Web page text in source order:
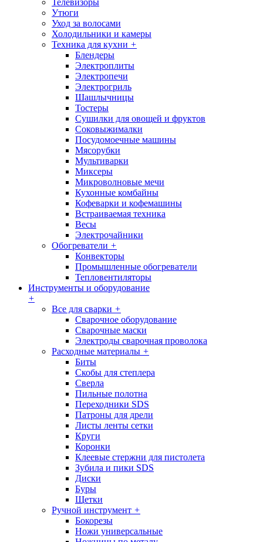
Телевизоры
Утюги
Уход за волосами
Холодильники и камеры
Техника для кухни +
Блендеры
Электроплиты
Электропечи
Электрогриль
Шашлычницы
Тостеры
Сушилки для овощей и фруктов
Соковыжималки
Посудомоечные машины
Мясорубки
Мультиварки
Миксеры
Микроволновые мечи
Кухонные комбайны
Кофеварки и кофемашины
Встраиваемая техника
Весы
Электрочайники
Обогреватели +
Конвекторы
Промышленные обогреватели
Тепловентиляторы
Инструменты и оборудование
+
Все для сварки +
Сварочное оборудование
Сварочные маски
Электроды сварочная проволока
Расходные материалы +
Биты
Скобы для степлера
Сверла
Пильные полотна
Переходники SDS
Патроны для дрели
Листы ленты сетки
Круги
Коронки
Клеевые стержни для пистолета
Зубила и пики SDS
Диски
Буры
Щетки
Ручной инструмент +
Бокорезы
Ножи универсальные